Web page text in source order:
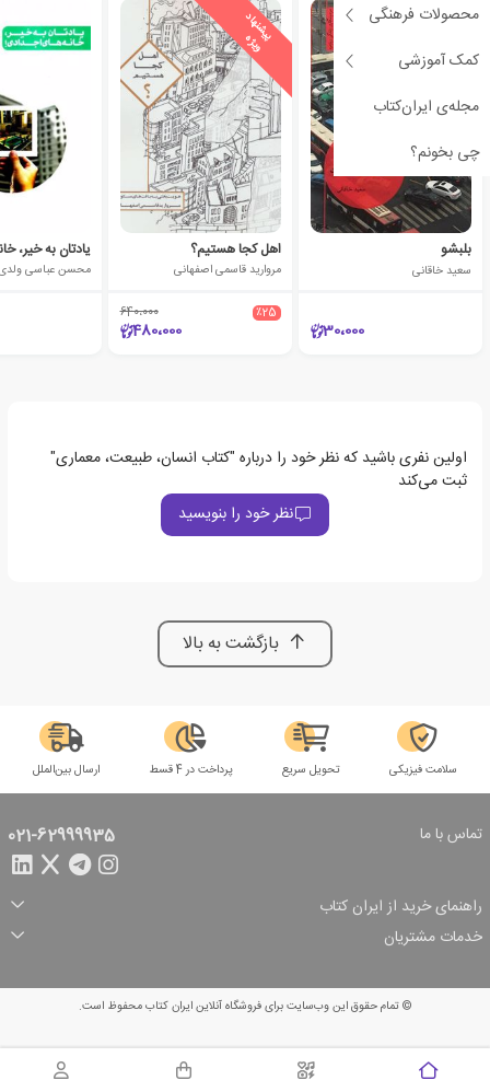
محصولات فرهنگی
کمک آموزشی
مجله‌ی ایران‌کتاب
چی بخونم؟
بلبشو
سعید خاقانی
30،000
پ
ی
ش
ن
ه
ا
د
و
ی
ژ
ه
اهل کجا هستیم؟
مروارید قاسمی اصفهانی
٪25 640،000
480،000
محسن عباسی
اولین نفری باشید که نظر خود را درباره "کتاب انسان، طبیعت، معماری"
ثبت می‌کند
نظر خود را بنویسید
بازگشت به بالا
سلامت فیزیکی تحویل سریع پرداخت در 4 قسط ارسال بین‌الملل
تماس با ما 021-62999935
راهنمای خرید از ایران کتاب
ثبت سفارش
شرایط ارسال سفارش
شیوه پرداخت
تخفیف‌های خرید
خدمات مشتریان
© تمام حقوق این وب‌سایت برای فروشگاه آنلاین ایران کتاب محفوظ است.
سبد خرید